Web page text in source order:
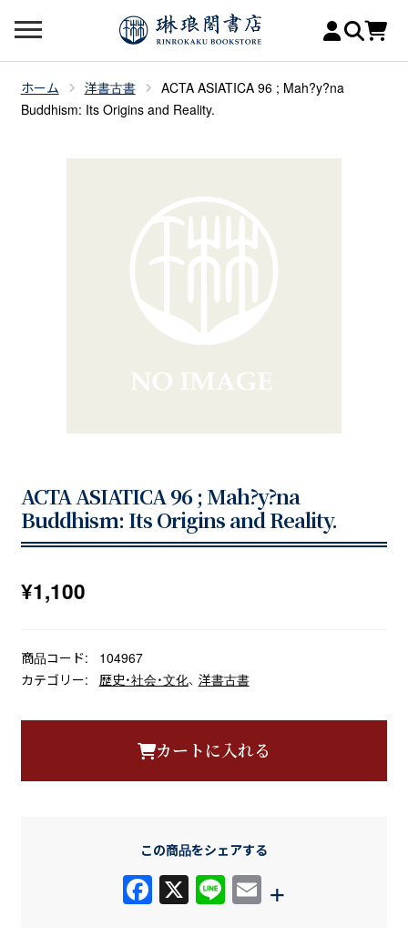
ホーム 洋書古書
ACTA ASIATICA 96 ; Mah?y?na
Buddhism: Its Origins and Reality.
ACTA ASIATICA 96 ; Mah?y?na
Buddhism: Its Origins and Reality.
¥1,100
商品コード:
104967
カテゴリー:
歴史・社会・文化、 洋書古書
カートに入れる
この商品をシェアする
F X Li E
+